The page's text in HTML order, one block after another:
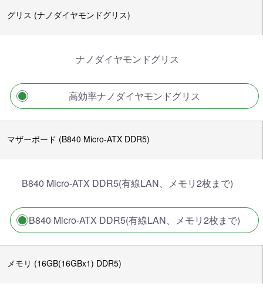
グリス (ナノダイヤモンドグリス)
ナノダイヤモンドグリス
高効率ナノダイヤモンドグリス
マザーボード (B840 Micro-ATX DDR5)
B840 Micro-ATX DDR5(有線LAN、メモリ2枚まで)
B840 Micro-ATX DDR5(有線LAN、メモリ2枚まで)
メモリ (16GB(16GBx1) DDR5)